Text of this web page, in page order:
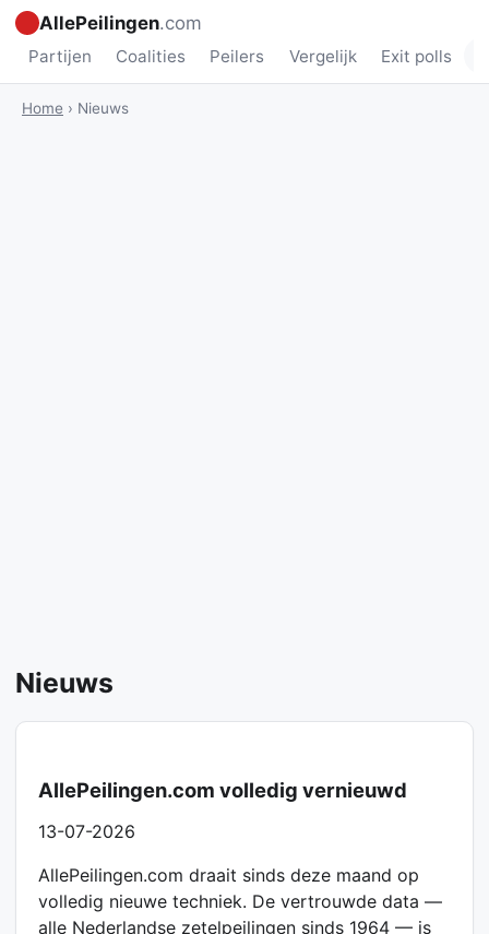
AllePeilingen.com
Partijen Coalities Peilers Vergelijk Exit polls
Home › Nieuws
Nieuws
AllePeilingen.com volledig vernieuwd
13-07-2026
AllePeilingen.com draait sinds deze maand op
volledig nieuwe techniek. De vertrouwde data —
alle Nederlandse zetelpeilingen sinds 1964 — is